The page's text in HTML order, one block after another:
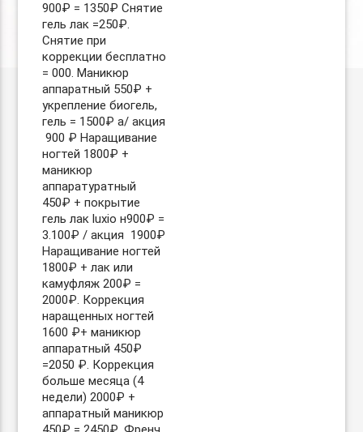
900₽ = 1350₽ Снятие
гель лак =250₽.
Снятие при
коррекции бесплатно
= 000. Маникюр
аппаратный 550₽ +
укрепление биогель,
гель = 1500₽ а/ акция
️ 900 ₽ Наращивание
ногтей 1800₽ +
маникюр
аппаратуратный
450₽ + покрытие
гель лак luxio н900₽ =
3.100₽ / акция ️ 1900₽
Наращивание ногтей
1800₽ + лак или
камуфляж 200₽ =
2000₽. Коррекция
наращенных ногтей
1600 ₽+ маникюр
аппаратный 450₽
=2050 ₽. Коррекция
больше месяца (4
недели) 2000₽ +
аппаратный маникюр